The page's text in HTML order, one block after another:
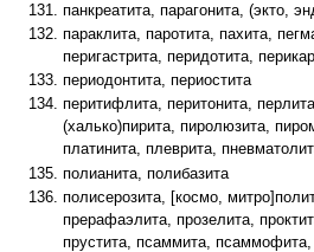
панкреатита, парагонита, (экто,
параклита, паротита, пахита,
перигастрита, перидотита,
периодонтита, периостита
перитифлита, перитонита,
(халько)пирита, пиролюзита,
платинита, плеврита,
полианита, полибазита
полисерозита, [космо,
прерафаэлита, прозелита,
прустита, псаммита, псаммофита,